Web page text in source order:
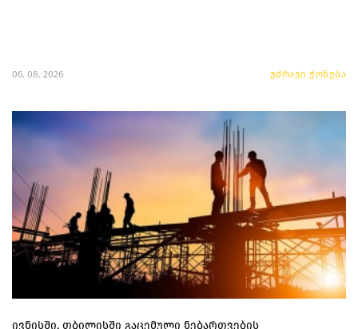
06. 08. 2026 უძრავი ქონება
ივნისში, თბილისში გაცემული ნებართვების